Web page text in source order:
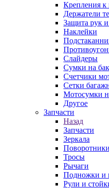
Крепления к
Держатели
Защита рук
Наклейки
Слайдеры
Сумки на
Счетчики
Сетки
Мотосумки
Другое
Запчасти
Назад
Запчасти
Зеркала
Поворотники
Тросы
Рычаги
Подножки и
Рули и